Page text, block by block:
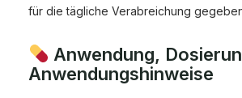
für die tägliche Verabreichung
Anwendung,
Anwendungshinweise